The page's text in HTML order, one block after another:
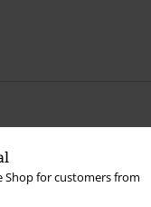
Shop for customers from